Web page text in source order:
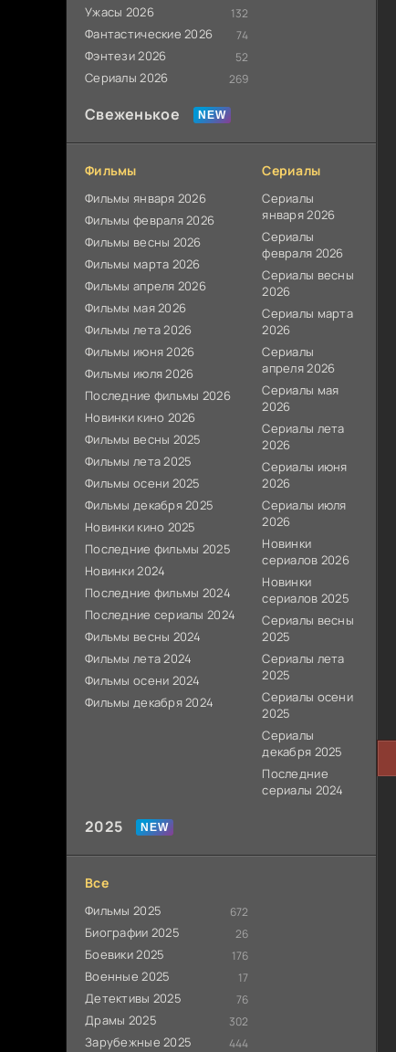
Ужасы 2026 132
Фантастические 2026 74
Фэнтези 2026 52
Сериалы 2026 269
Свеженькое
Фильмы
Фильмы января 2026
Фильмы февраля 2026
Фильмы весны 2026
Фильмы марта 2026
Фильмы апреля 2026
Фильмы мая 2026
Фильмы лета 2026
Фильмы июня 2026
Фильмы июля 2026
Последние фильмы 2026
Новинки кино 2026
Фильмы весны 2025
Фильмы лета 2025
Фильмы осени 2025
Фильмы декабря 2025
Новинки кино 2025
Последние фильмы 2025
Новинки 2024
Последние фильмы 2024
Последние сериалы 2024
Фильмы весны 2024
Фильмы лета 2024
Фильмы осени 2024
Фильмы декабря 2024
Сериалы
Сериалы
января 2026
Сериалы
февраля 2026
Сериалы весны
2026
Сериалы марта
2026
Сериалы
апреля 2026
Сериалы мая
2026
Сериалы лета
2026
Сериалы июня
2026
Сериалы июля
2026
Новинки
сериалов 2026
Новинки
сериалов 2025
Сериалы весны
2025
Сериалы лета
2025
Сериалы осени
2025
Сериалы
декабря 2025
Последние
сериалы 2024
2025
Все
Фильмы 2025 672
Биографии 2025 26
Боевики 2025 176
Военные 2025 17
Детективы 2025 76
Драмы 2025 302
Зарубежные 2025 444